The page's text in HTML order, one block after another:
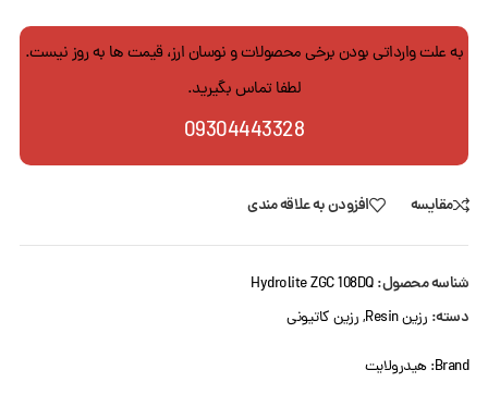
به علت وارداتی بودن برخی محصولات و نوسان ارز، قیمت ها به روز نیست.
لطفا تماس بگیرید.
09304443328
مقایسه افزودن به علاقه مندی
شناسه محصول:Hydrolite ZGC 108DQ
دسته: رزین Resin ,رزین کاتیونی
Brand: هیدرولایت